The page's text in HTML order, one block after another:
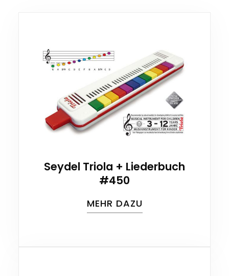
Seydel Triola + Liederbuch
#450
MEHR DAZU